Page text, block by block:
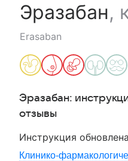
Эразабан,
Erasaban
Эразабан:
отзывы
Инструкция обновлена
Клинико-